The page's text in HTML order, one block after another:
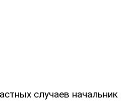
случаев начальник